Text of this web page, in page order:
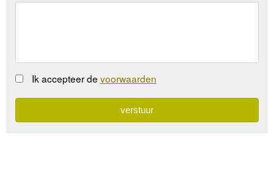
Ik accepteer de voorwaarden